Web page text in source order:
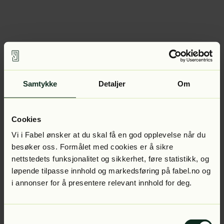
Samtykke Detaljer Om
Cookies
Vi i Fabel ønsker at du skal få en god opplevelse når du
besøker oss. Formålet med cookies er å sikre
nettstedets funksjonalitet og sikkerhet, føre statistikk, og
løpende tilpasse innhold og markedsføring på fabel.no og
i annonser for å presentere relevant innhold for deg.